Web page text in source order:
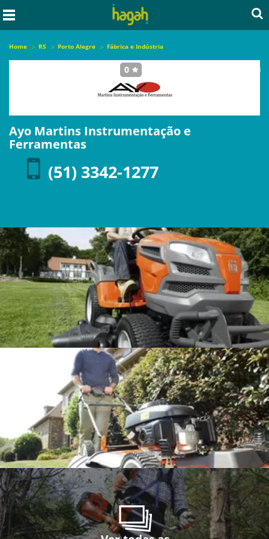
Home RS Porto Alegre Fábrica e Indústria
0 seja o primeiro a avaliar este local
Ayo Martins Instrumentação e
Ferramentas
(51) 3342-1277